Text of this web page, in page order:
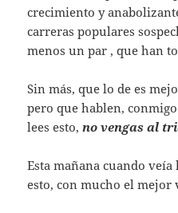
crecimiento y
carreras populares
menos un par , que han
Sin más, que lo de es
pero que hablen,
lees esto, no vengas al
Esta mañana cuando
esto, con mucho el mejor